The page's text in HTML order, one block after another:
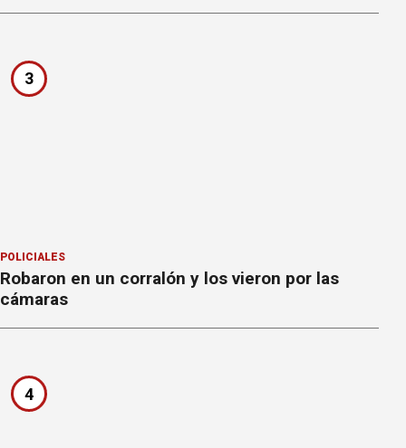
3
POLICIALES
Robaron en un corralón y los vieron por las
cámaras
4